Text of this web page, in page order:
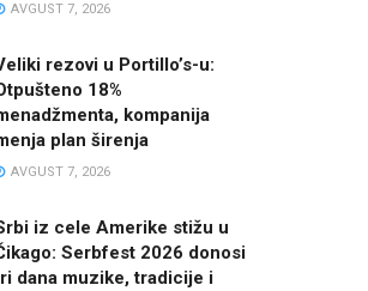
AVGUST 7, 2026
rezovi u Portillo’s-u:
18%
kompanija
plan širenja
AVGUST 7, 2026
iz cele Amerike stižu u
Serbfest 2026 donosi
dana muzike, tradicije i